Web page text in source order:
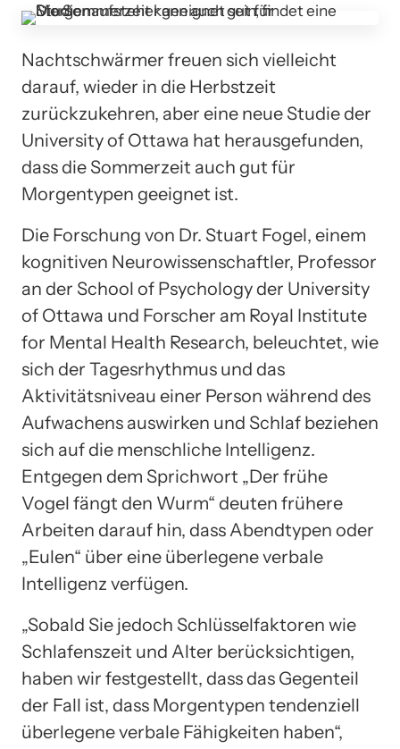
Nachtschwärmer freuen sich vielleicht
darauf, wieder in die Herbstzeit
zurückzukehren, aber eine neue Studie der
University of Ottawa hat herausgefunden,
dass die Sommerzeit auch gut für
Morgentypen geeignet ist.
Die Forschung von Dr. Stuart Fogel, einem
kognitiven Neurowissenschaftler, Professor
an der School of Psychology der University
of Ottawa und Forscher am Royal Institute
for Mental Health Research, beleuchtet, wie
sich der Tagesrhythmus und das
Aktivitätsniveau einer Person während des
Aufwachens auswirken und Schlaf beziehen
sich auf die menschliche Intelligenz.
Entgegen dem Sprichwort „Der frühe
Vogel fängt den Wurm“ deuten frühere
Arbeiten darauf hin, dass Abendtypen oder
„Eulen“ über eine überlegene verbale
Intelligenz verfügen.
„Sobald Sie jedoch Schlüsselfaktoren wie
Schlafenszeit und Alter berücksichtigen,
haben wir festgestellt, dass das Gegenteil
der Fall ist, dass Morgentypen tendenziell
überlegene verbale Fähigkeiten haben“,